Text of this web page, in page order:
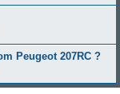
Peugeot 207RC ?